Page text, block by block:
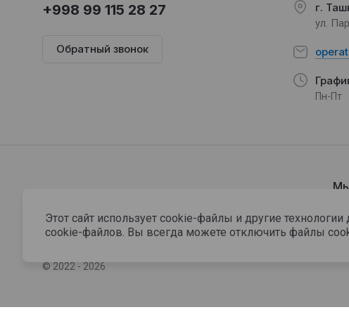
+998 99 115 28 27
Обратный звонок
г.
ул.
Пн-Пт
© 2022 - 2026
Этот сайт использует cookie-файлы и другие
cookie-файлов. Вы всегда можете отключить файлы